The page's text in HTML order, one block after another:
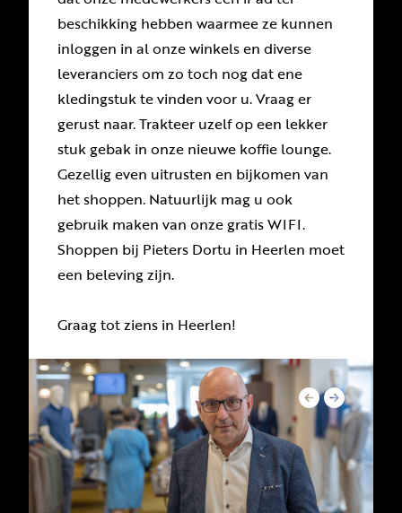
beschikking hebben waarmee ze kunnen
inloggen in al onze winkels en diverse
leveranciers om zo toch nog dat ene
kledingstuk te vinden voor u. Vraag er
gerust naar. Trakteer uzelf op een lekker
stuk gebak in onze nieuwe koffie lounge.
Gezellig even uitrusten en bijkomen van
het shoppen. Natuurlijk mag u ook
gebruik maken van onze gratis WIFI.
Shoppen bij Pieters Dortu in Heerlen moet
een beleving zijn.
Graag tot ziens in Heerlen!